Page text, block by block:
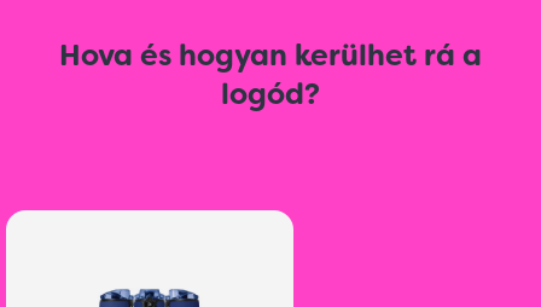
Hova és hogyan kerülhet rá a
logód?